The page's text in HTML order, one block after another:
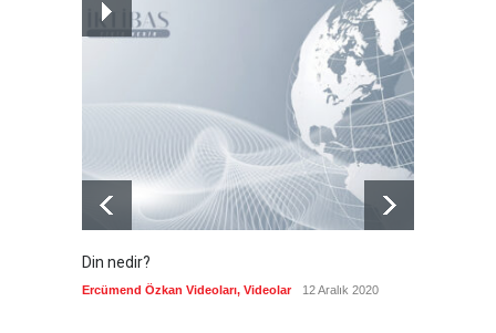
Devrik Yemen hükümeti ağır
7 Ağustos 2026
Din nedir?
Ercümend Özkan Videoları, Videolar 12 Aralık 2020